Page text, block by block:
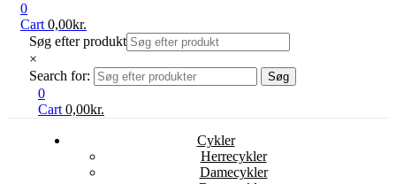
0
Cart 0,00kr.
Søg efter produkt
×
Search for:
Søg
0
Cart 0,00kr.
Cykler
Herrecykler
Damecykler